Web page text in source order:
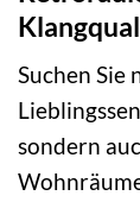
Suchen Sie
sondern